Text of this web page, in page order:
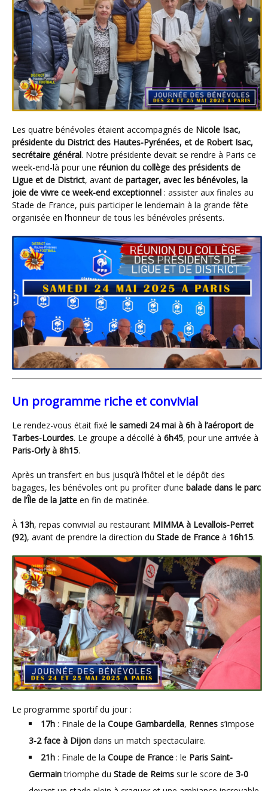
Les quatre bénévoles étaient accompagnés de Nicole Isac,
présidente du District des Hautes-Pyrénées, et de Robert Isac,
secrétaire général. Notre présidente devait se rendre à Paris ce
week-end-là pour une réunion du collège des présidents de
Ligue et de District, avant de partager, avec les bénévoles, la
joie de vivre ce week-end exceptionnel : assister aux finales au
Stade de France, puis participer le lendemain à la grande fête
organisée en l’honneur de tous les bénévoles présents.
Un programme riche et convivial
Le rendez-vous était fixé le samedi 24 mai à 6h à l’aéroport de
Tarbes-Lourdes. Le groupe a décollé à 6h45, pour une arrivée à
Paris-Orly à 8h15.
Après un transfert en bus jusqu’à l’hôtel et le dépôt des
bagages, les bénévoles ont pu profiter d’une balade dans le parc
de l’Île de la Jatte en fin de matinée.
13h, repas convivial au restaurant MIMMA à Levallois-Perret
(92), avant de prendre la direction du Stade de France à 16h15.
Le programme sportif du jour :
17h : Finale de la Coupe Gambardella, Rennes s’impose
3-2 face à Dijon dans un match spectaculaire.
21h : Finale de la Coupe de France : le Paris Saint-
Germaintriomphe du Stade de Reims sur le score de 3-0